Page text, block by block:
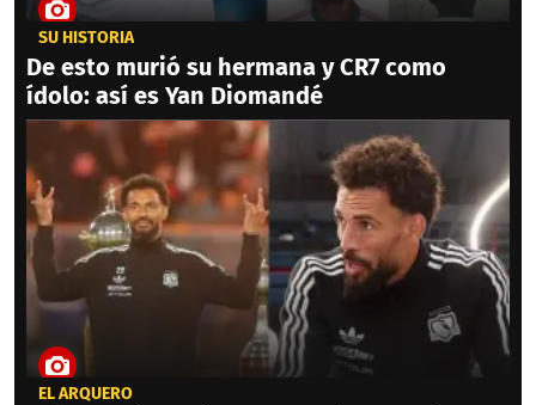
SU HISTORIA
De esto murió su hermana y CR7 como
ídolo: así es Yan Diomandé
EL ARQUERO